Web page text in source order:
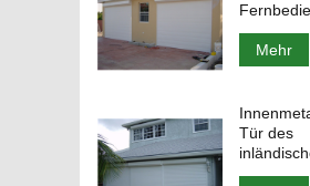
Mehr
Tür des